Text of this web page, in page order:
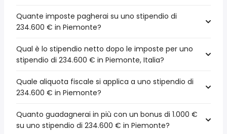
Quante imposte pagherai su uno stipendio di
234.600 € in Piemonte?
Qual è lo stipendio netto dopo le imposte per uno
stipendio di 234.600 € in Piemonte, Italia?
Quale aliquota fiscale si applica a uno stipendio di
234.600 € in Piemonte?
Quanto guadagnerai in più con un bonus di 1.000 €
su uno stipendio di 234.600 € in Piemonte?